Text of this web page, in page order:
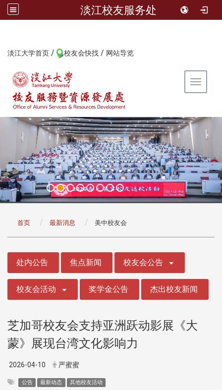
淡江校友服务处
淡江大学首页 / 校友会快找 / 网站导览
Toggle
首页 最新消息 美中校友会
处内公告 焦点新闻 校友会公告
校友会活动 奖学金公告 杰出校友新闻
芝加哥校友会支持亚洲跃动影展《大
蒙》展现台湾文化影响力
2026-04-10 严蜜蜜
公告 最新动态 其他校友活动